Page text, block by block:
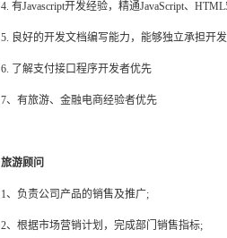
4. 有Javascript开发经验，精通JavaScript、
5. 良好的开发文档编写能力，能够独立承担开
6. 了解支付接口程序开发者优先
7、有旅游、金融电商经验者优先
旅游顾问
1、负责公司产品的销售及推广;
2、根据市场营销计划，完成部门销售指标;